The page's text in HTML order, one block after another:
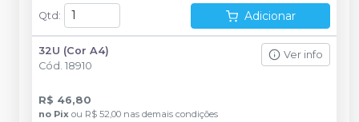
Qtd : Adicionar
32U (Cor A4)
Cód. 18910
Ver info
R$ 46,80
no Pix ou R$ 52,00 nas demais condições